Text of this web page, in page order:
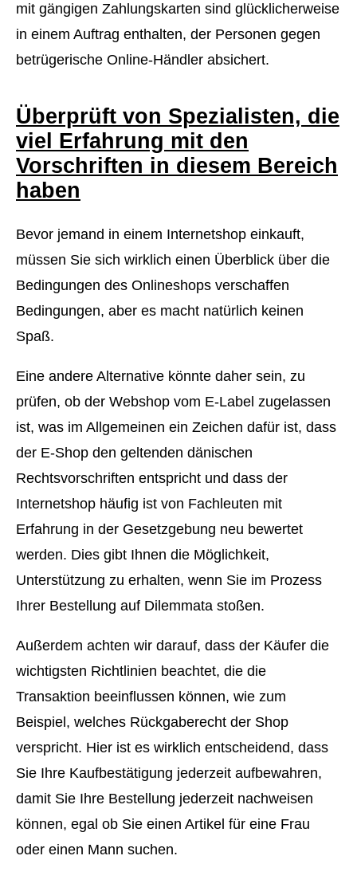
mit gängigen Zahlungskarten sind glücklicherweise
in einem Auftrag enthalten, der Personen gegen
betrügerische Online-Händler absichert.
Überprüft von Spezialisten, die
viel Erfahrung mit den
Vorschriften in diesem Bereich
haben
Bevor jemand in einem Internetshop einkauft,
müssen Sie sich wirklich einen Überblick über die
Bedingungen des Onlineshops verschaffen
Bedingungen, aber es macht natürlich keinen
Spaß.
Eine andere Alternative könnte daher sein, zu
prüfen, ob der Webshop vom E-Label zugelassen
ist, was im Allgemeinen ein Zeichen dafür ist, dass
der E-Shop den geltenden dänischen
Rechtsvorschriften entspricht und dass der
Internetshop häufig ist von Fachleuten mit
Erfahrung in der Gesetzgebung neu bewertet
werden. Dies gibt Ihnen die Möglichkeit,
Unterstützung zu erhalten, wenn Sie im Prozess
Ihrer Bestellung auf Dilemmata stoßen.
Außerdem achten wir darauf, dass der Käufer die
wichtigsten Richtlinien beachtet, die die
Transaktion beeinflussen können, wie zum
Beispiel, welches Rückgaberecht der Shop
verspricht. Hier ist es wirklich entscheidend, dass
Sie Ihre Kaufbestätigung jederzeit aufbewahren,
damit Sie Ihre Bestellung jederzeit nachweisen
können, egal ob Sie einen Artikel für eine Frau
oder einen Mann suchen.